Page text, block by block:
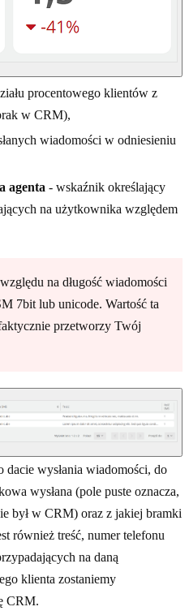
procentowego klientów z
w CRM),
wiadomości w odniesieniu
agenta - wskaźnik określający
na użytkownika względem
na długość wiadomości
7bit lub unicode. Wartość ta
przetworzy Twój
dacie wysłania wiadomości, do
wysłana (pole puste oznacza,
był w CRM) oraz z jakiej bramki
również treść, numer telefonu
na daną
klienta zostaniemy
CRM.